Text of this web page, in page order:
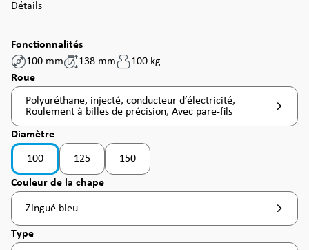
Détails
Fonctionnalités
100 mm
138 mm
100 kg
Sélectionnez
Roue
Polyuréthane, injecté, conducteur d’électricité,
Roulement à billes de précision, Avec pare-fils
Sélectionnez
Diamètre
100 125 150
Sélectionnez
Couleur de la chape
Zingué bleu
Sélectionnez
Type